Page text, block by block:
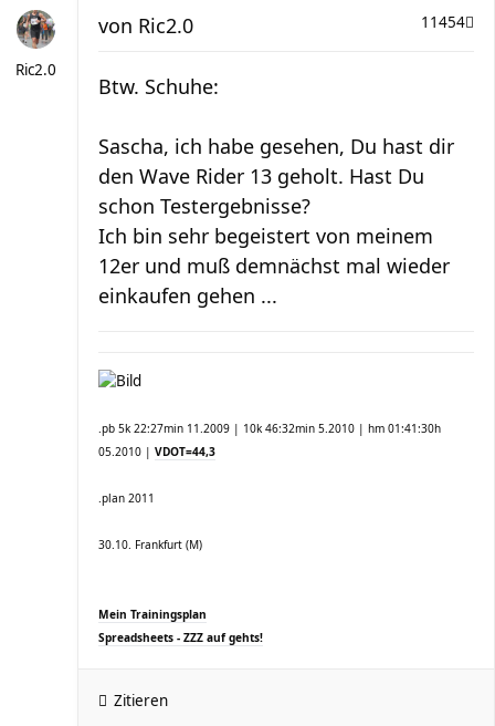
Ric2.0
11454
von Ric2.0
Btw. Schuhe:
Sascha, ich habe gesehen, Du hast dir
den Wave Rider 13 geholt. Hast Du
schon Testergebnisse?
Ich bin sehr begeistert von meinem
12er und muß demnächst mal wieder
einkaufen gehen ...
.pb 5k 22:27min 11.2009 | 10k 46:32min 5.2010 | hm 01:41:30h
05.2010 | VDOT=44,3
.plan 2011
30.10. Frankfurt (M)
Mein Trainingsplan
Spreadsheets - ZZZ auf gehts!
Zitieren